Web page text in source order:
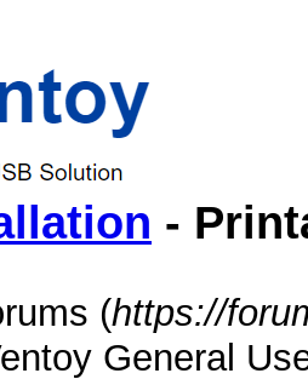
-
(https://
General